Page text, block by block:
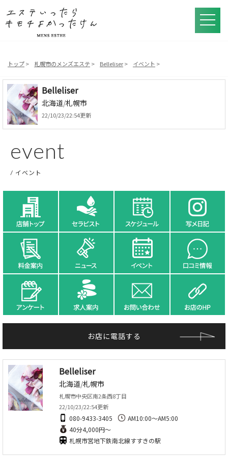
トップ 札幌市のメンズエステ Belleliser イベント
Belleliser
北海道/札幌市
22/10/23/22:54更新
event
イベント
お店に電話する
Belleliser
北海道/札幌市
札幌市中央区南2条西8丁目
22/10/23/22:54更新
080-9433-3405
AM10:00～AM5:00
40分4,000円～
札幌市営地下鉄南北線すすきの駅